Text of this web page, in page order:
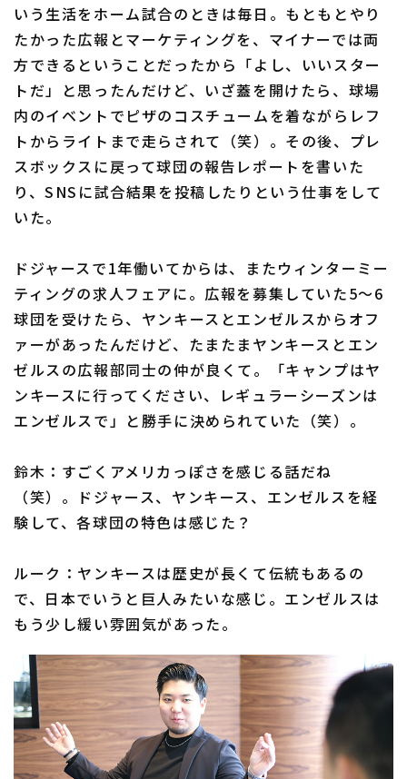
いう生活をホーム試合のときは毎日。もともとやり
たかった広報とマーケティングを、マイナーでは両
方できるということだったから「よし、いいスター
トだ」と思ったんだけど、いざ蓋を開けたら、球場
内のイベントでピザのコスチュームを着ながらレフ
トからライトまで走らされて（笑）。その後、プレ
スボックスに戻って球団の報告レポートを書いた
り、SNSに試合結果を投稿したりという仕事をして
いた。
ドジャースで1年働いてからは、またウィンターミー
ティングの求人フェアに。広報を募集していた5～6
球団を受けたら、ヤンキースとエンゼルスからオフ
ァーがあったんだけど、たまたまヤンキースとエン
ゼルスの広報部同士の仲が良くて。「キャンプはヤ
ンキースに行ってください、レギュラーシーズンは
エンゼルスで」と勝手に決められていた（笑）。
鈴木：すごくアメリカっぽさを感じる話だね
（笑）。ドジャース、ヤンキース、エンゼルスを経
験して、各球団の特色は感じた？
ルーク：ヤンキースは歴史が長くて伝統もあるの
で、日本でいうと巨人みたいな感じ。エンゼルスは
もう少し緩い雰囲気があった。